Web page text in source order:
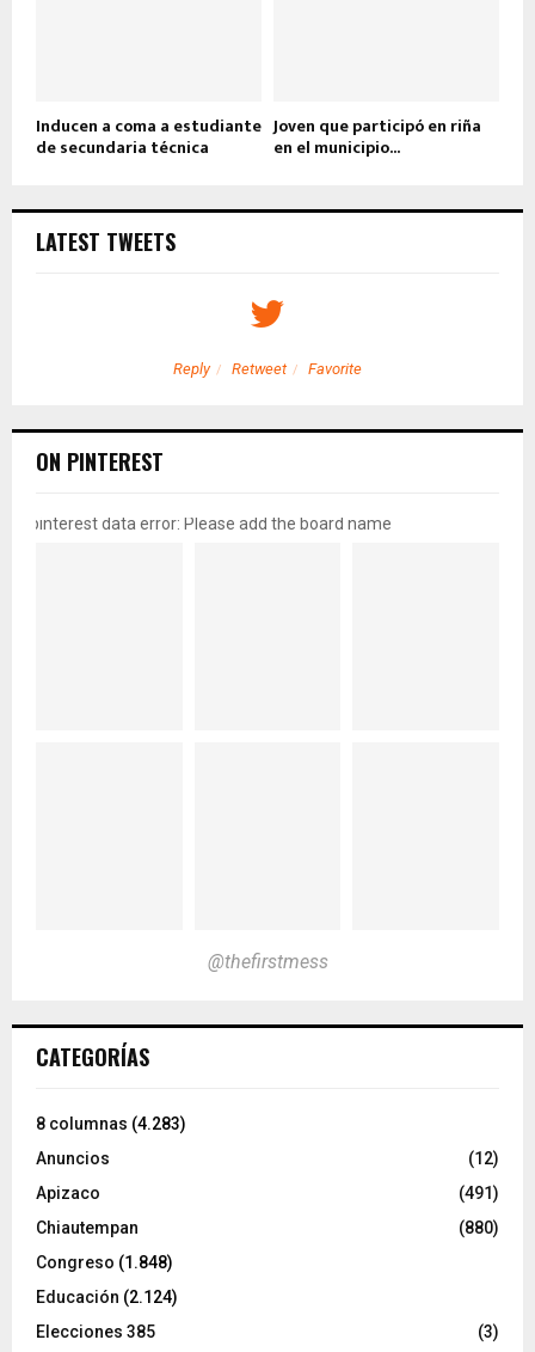
Inducen a coma a estudiante
de secundaria técnica
Joven que participó en riña
en el municipio...
LATEST TWEETS
Reply Retweet Favorite
ON PINTEREST
pinterest data error: Please add the board name
@thefirstmess
CATEGORÍAS
8 columnas (4.283)
Anuncios
(12)
Apizaco
(491)
Chiautempan
(880)
Congreso (1.848)
Educación (2.124)
Elecciones 385
(3)